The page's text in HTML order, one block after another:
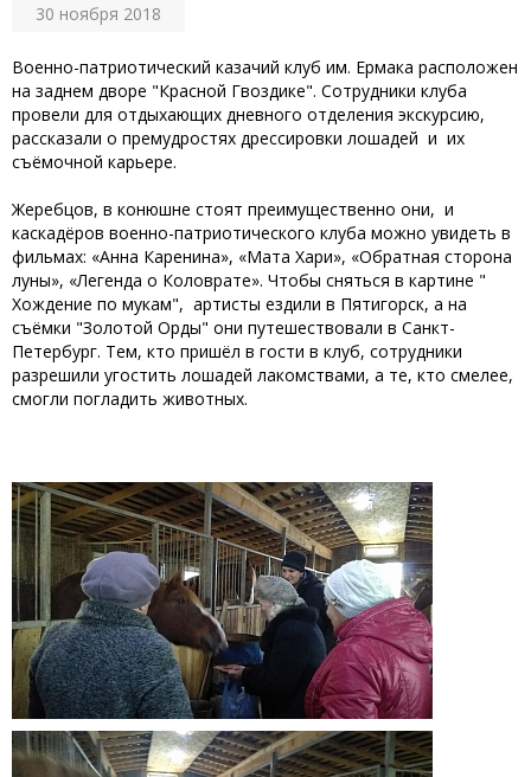
30 ноября 2018
Военно-патриотический казачий клуб им. Ермака расположен
на заднем дворе "Красной Гвоздике". Сотрудники клуба
провели для отдыхающих дневного отделения экскурсию,
рассказали о премудростях дрессировки лошадей и их
съёмочной карьере.
Жеребцов, в конюшне стоят преимущественно они, и
каскадёров военно-патриотического клуба можно увидеть в
фильмах: «Анна Каренина», «Мата Хари», «Обратная сторона
луны», «Легенда о Коловрате». Чтобы сняться в картине "
Хождение по мукам", артисты ездили в Пятигорск, а на
съёмки "Золотой Орды" они путешествовали в Санкт-
Петербург. Тем, кто пришёл в гости в клуб, сотрудники
разрешили угостить лошадей лакомствами, а те, кто смелее,
смогли погладить животных.